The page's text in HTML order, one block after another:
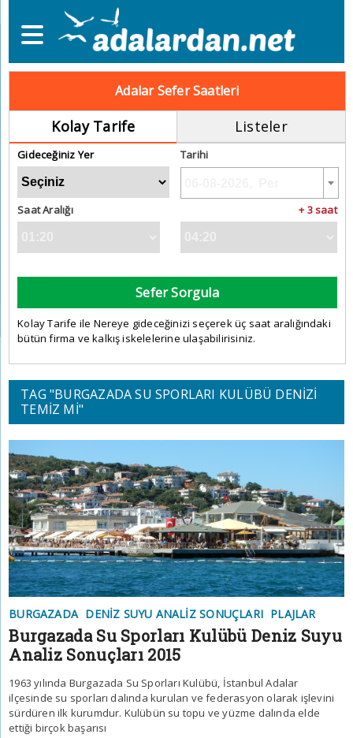
Adalar Sefer Saatleri
Kolay Tarife Listeler
Gideceğiniz Yer Tarihi
Saat Aralığı + 3 saat
Sefer Sorgula
Kolay Tarife ile Nereye gideceğinizi seçerek üç saat aralığındaki
bütün firma ve kalkış iskelelerine ulaşabilirisiniz.
TAG "BURGAZADA SU SPORLARI KULÜBÜ DENIZI
TEMIZ MI"
BURGAZADA DENIZ SUYU ANALIZ SONUÇLARI PLAJLAR
Burgazada Su Sporları Kulübü Deniz Suyu
Analiz Sonuçları 2015
1963 yılında Burgazada Su Sporları Kulübü, İstanbul Adalar
ilçesinde su sporları dalında kurulan ve federasyon olarak işlevini
sürdüren ilk kurumdur. Kulübün su topu ve yüzme dalında elde
ettiği birçok başarısı